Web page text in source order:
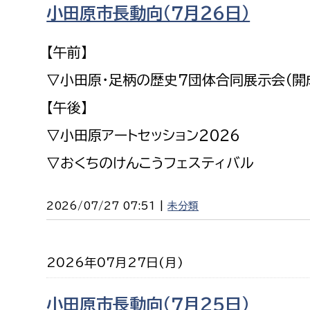
建築課
経営総務課
給排水業務課
下水道整備課
農業委員会事務局
農業委員会事務局
小田原市長動向（７月２６日）
【午前】
▽小田原・足柄の歴史７団体合同展示会（開
【午後】
▽小田原アートセッション２０２６
▽おくちのけんこうフェスティバル
2026/07/27 07:51 |未分類
2026年07月27日(月)
小田原市長動向（７月２５日）